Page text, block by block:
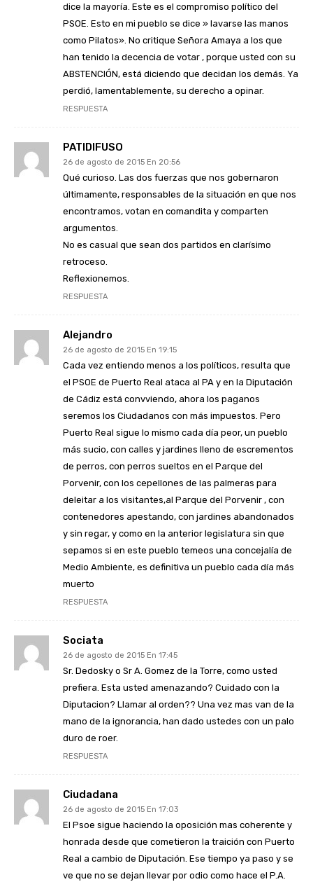
dice la mayoría. Este es el compromiso político del
PSOE. Esto en mi pueblo se dice » lavarse las manos
como Pilatos». No critique Señora Amaya a los que
han tenido la decencia de votar , porque usted con su
ABSTENCIÓN, está diciendo que decidan los demás. Ya
perdió, lamentablemente, su derecho a opinar.
RESPUESTA
PATIDIFUSO
26 de agosto de 2015 En 20:56
Qué curioso. Las dos fuerzas que nos gobernaron
últimamente, responsables de la situación en que nos
encontramos, votan en comandita y comparten
argumentos.
No es casual que sean dos partidos en clarísimo
retroceso.
Reflexionemos.
RESPUESTA
Alejandro
26 de agosto de 2015 En 19:15
Cada vez entiendo menos a los políticos, resulta que
el PSOE de Puerto Real ataca al PA y en la Diputación
de Cádiz está convviendo, ahora los paganos
seremos los Ciudadanos con más impuestos. Pero
Puerto Real sigue lo mismo cada día peor, un pueblo
más sucio, con calles y jardines lleno de escrementos
de perros, con perros sueltos en el Parque del
Porvenir, con los cepellones de las palmeras para
deleitar a los visitantes,al Parque del Porvenir , con
contenedores apestando, con jardines abandonados
y sin regar, y como en la anterior legislatura sin que
sepamos si en este pueblo temeos una concejalía de
Medio Ambiente, es definitiva un pueblo cada día más
muerto
RESPUESTA
Sociata
26 de agosto de 2015 En 17:45
Sr. Dedosky o Sr A. Gomez de la Torre, como usted
prefiera. Esta usted amenazando? Cuidado con la
Diputacion? Llamar al orden?? Una vez mas van de la
mano de la ignorancia, han dado ustedes con un palo
duro de roer.
RESPUESTA
Ciudadana
26 de agosto de 2015 En 17:03
El Psoe sigue haciendo la oposición mas coherente y
honrada desde que cometieron la traición con Puerto
Real a cambio de Diputación. Ese tiempo ya paso y se
ve que no se dejan llevar por odio como hace el P.A.